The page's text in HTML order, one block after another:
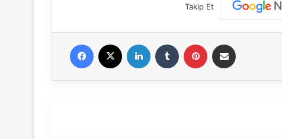
Takip Et
Facebook LinkedIn Tumblr Pinterest